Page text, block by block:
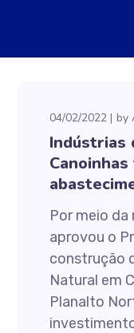
04/02/2022 by
Indústrias
Por meio da
aprovou o
construção
Natural em
Planalto